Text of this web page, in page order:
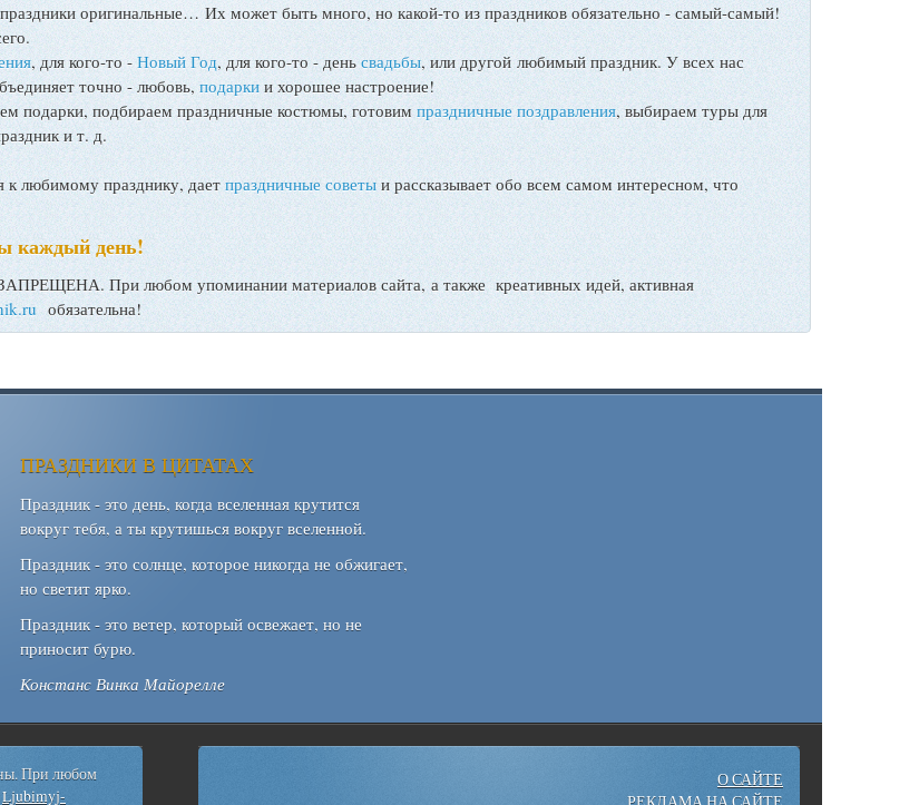
оригинальные… Их может быть много, но какой-то из праздников обязательно - самый-самый!
, для кого-то - Новый Год, для кого-то - день свадьбы, или другой любимый праздник. У всех нас
точно - любовь, подарки и хорошее настроение!
подарки, подбираем праздничные костюмы, готовим праздничные поздравления, выбираем туры для
и т. д.
любимому празднику, даетпраздничные советыи рассказывает обо всем самом интересном, что
каждый день!
При любом упоминании материалов сайта, а также креативных идей, активная
обязательна!
ПРАЗДНИКИ В ЦИТАТАХ
Праздник - это день, когда вселенная крутится
вокруг тебя, а ты крутишься вокруг вселенной.
Праздник - это солнце, которое никогда не обжигает,
но светит ярко.
Праздник - это ветер, который освежает, но не
приносит бурю.
Констанс Винка Майорелле
При любом
Ljubimyj-
О САЙТЕ